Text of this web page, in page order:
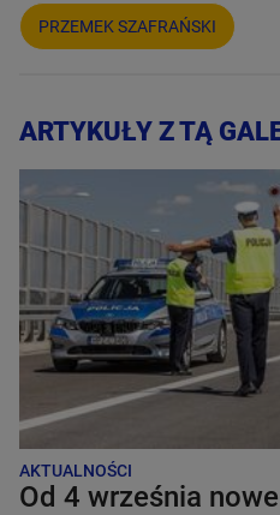
PRZEMEK SZAFRAŃSKI
ARTYKUŁY Z TĄ
AKTUALNOŚCI
Od 4 września